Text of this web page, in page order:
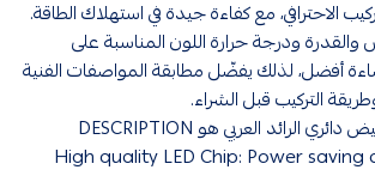
الاحترافي، مع كفاءة جيدة في استهلاك الطاقة.
والقدرة ودرجة حرارة اللون المناسبة على
أفضل، لذلك يفضّل مطابقة المواصفات الفنية
التركيب قبل الشراء.
High quality LED Chip: Power